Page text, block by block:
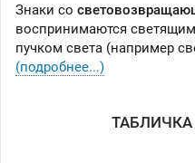
Знаки со
воспринимаются
пучком света (например
(подробнее...)